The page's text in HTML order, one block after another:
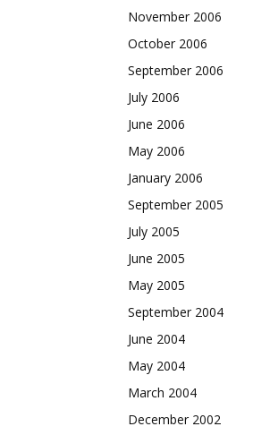
November 2006
October 2006
September 2006
July 2006
June 2006
May 2006
January 2006
September 2005
July 2005
June 2005
May 2005
September 2004
June 2004
May 2004
March 2004
December 2002